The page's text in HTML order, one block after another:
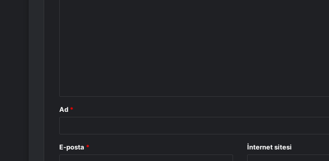
Ad *
E-posta * İnternet sitesi